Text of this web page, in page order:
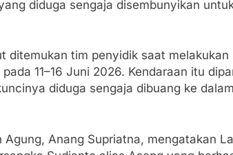
Satgas Yonif 310/KK Berikan
Kab Sukabumi didesak usut Tuntas
Inspektorat Kab, Sukabumi
Ajaran Baru, Satgas Yonif 310/KK Ajak
diduga sengaja disembunyikan
ditemukan tim penyidik saat melakukan
11–16 Juni 2026. Kendaraan itu
diduga sengaja dibuang ke
Anang Supriatna, mengatakan